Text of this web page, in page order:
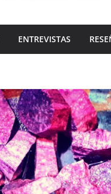
ENTREVISTAS